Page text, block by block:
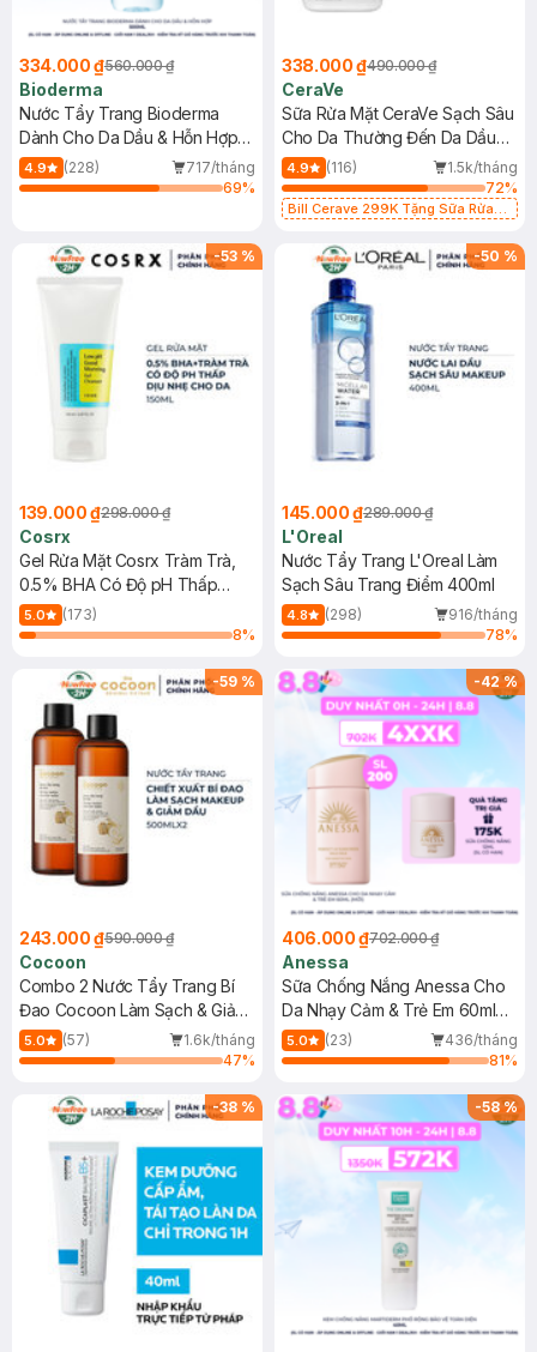
334.000 ₫560.000 ₫
Bioderma
Nước Tẩy Trang Bioderma
Dành Cho Da Dầu & Hỗn Hợp
500ml
4.9 (228)
717/tháng
69%
338.000 ₫490.000 ₫
CeraVe
Sữa Rửa Mặt CeraVe Sạch Sâu
Cho Da Thường Đến Da Dầu
473ml
4.9 (116)
1.5k/tháng
72%
Bill Cerave 299K Tặng Sữa Rửa
-53 %
139.000 ₫298.000 ₫
Cosrx
Gel Rửa Mặt Cosrx Tràm Trà,
0.5% BHA Có Độ pH Thấp
150ml
5.0
(173)
8%
-50 %
145.000 ₫289.000 ₫
L'Oreal
Nước Tẩy Trang L'Oreal Làm
Sạch Sâu Trang Điểm 400ml
4.8 (298)
916/tháng
78%
-59 %
243.000 ₫590.000 ₫
Cocoon
Combo 2 Nước Tẩy Trang Bí
Đao Cocoon Làm Sạch & Giảm
Dầu 500ml
5.0 (57)
1.6k/tháng
47%
-42%
406.000 ₫702.000 ₫
Anessa
Sữa Chống Nắng Anessa Cho
Da Nhạy Cảm & Trẻ Em 60ml
(Mới)
5.0 (23)
436/tháng
81%
-38 % -58%